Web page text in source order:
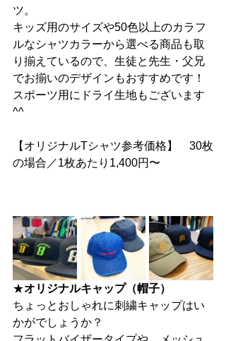
ツ。
キッズ用のサイズや50色以上のカラフ
ルなシャツカラーから選べる商品も取
り揃えているので、生徒と先生・父兄
でお揃いのデザインもおすすめです！
スポーツ用にドライ生地もございます
^^
【オリジナルTシャツ参考価格】　30枚
の場合／1枚あたり1,400円〜
★オリジナルキャップ（帽子）
ちょっとおしゃれに刺繍キャップはい
かがでしょうか？